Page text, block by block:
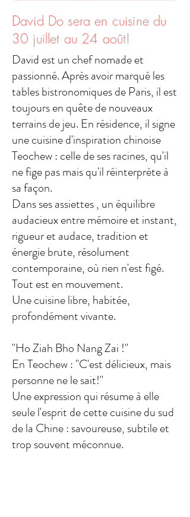
David Do sera en cuisine du
30 juillet au 24 août!
David est un chef nomade et
passionné. Après avoir marqué les
tables bistronomiques de Paris, il est
toujours en quête de nouveaux
terrains de jeu. En résidence, il signe
une cuisine d'inspiration chinoise
Teochew : celle de ses racines, qu'il
ne fige pas mais qu'il réinterprète à
sa façon.
Dans ses assiettes , un équilibre
audacieux entre mémoire et instant,
rigueur et audace, tradition et
énergie brute, résolument
contemporaine, où rien n'est figé.
Tout est en mouvement.
Une cuisine libre, habitée,
profondément vivante.
"Ho Ziah Bho Nang Zai !"
En Teochew : "C'est délicieux, mais
personne ne le sait!"
Une expression qui résume à elle
seule l'esprit de cette cuisine du sud
de la Chine : savoureuse, subtile et
trop souvent méconnue.